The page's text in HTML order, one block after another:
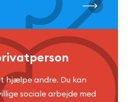
hjælpe andre. Du kan
sociale arbejde med